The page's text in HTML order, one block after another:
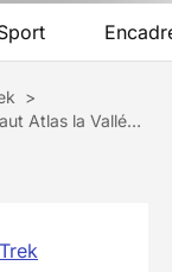
>
Excursion Nature de 2 Jours au Cœur du Haut Atlas la Vallée d'Azzaden